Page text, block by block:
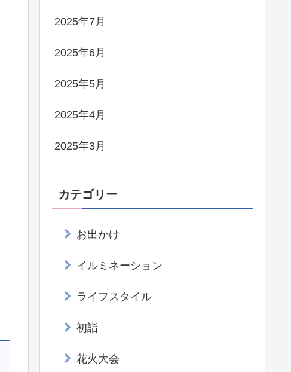
2025年7月
2025年6月
2025年5月
2025年4月
2025年3月
カテゴリー
お出かけ
イルミネーション
ライフスタイル
初詣
花火大会